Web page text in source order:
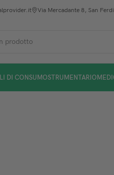
Via Mercadante 8, San
DI CONSUMOSTRUMENTARIO